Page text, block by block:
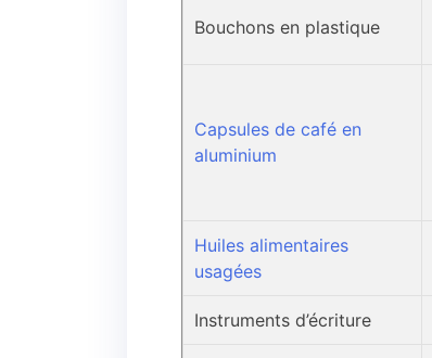
Bouchons en plastique
Capsules de café en
aluminium
Huiles alimentaires
usagées
Instruments d’écriture